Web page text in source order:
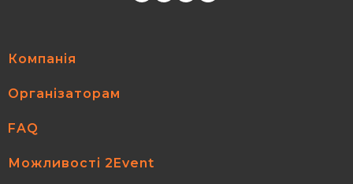
Компанія
Організаторам
FAQ
Можливості 2Event